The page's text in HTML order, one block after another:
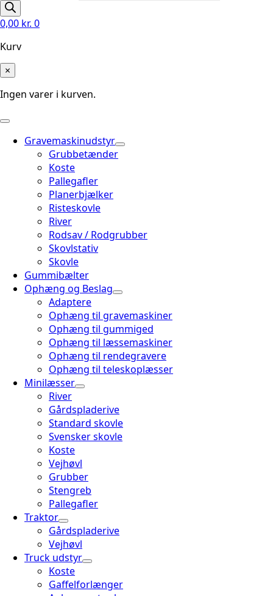
0,00 kr. 0
Kurv
×
Ingen varer i kurven.
Gravemaskinudstyr
Grubbetænder
Koste
Pallegafler
Planerbjælker
Risteskovle
River
Rodsav / Rodgrubber
Skovlstativ
Skovle
Gummibælter
Ophæng og Beslag
Adaptere
Ophæng til gravemaskiner
Ophæng til gummiged
Ophæng til læssemaskiner
Ophæng til rendegravere
Ophæng til teleskoplæsser
Minilæsser
River
Gårdspladerive
Standard skovle
Svensker skovle
Koste
Vejhøvl
Grubber
Stengreb
Pallegafler
Traktor
Gårdspladerive
Vejhøvl
Truck udstyr
Koste
Gaffelforlænger